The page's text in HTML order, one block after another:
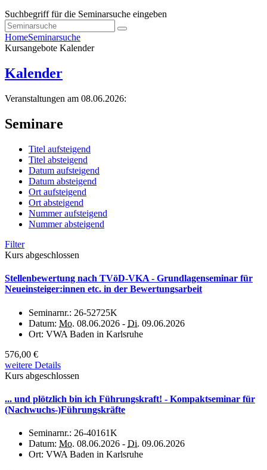
Suchbegriff für die Seminarsuche eingeben
HomeSeminarsuche
Kursangebote Kalender
Kalender
Veranstaltungen am 08.06.2026:
Seminare
Titel aufsteigend
Titel absteigend
Datum aufsteigend
Datum absteigend
Ort aufsteigend
Ort absteigend
Nummer aufsteigend
Nummer absteigend
Filter
Kurs abgeschlossen
Stellenbewertung nach TVöD-VKA - Grundlagenseminar für
Neueinsteiger:innen etc. in der Bewertungsarbeit
Seminarnr.: 26-52725K
Datum: Mo. 08.06.2026 - Di. 09.06.2026
Ort: VWA Baden in Karlsruhe
576,00 €
weitere Details
Kurs abgeschlossen
... und plötzlich bin ich Führungskraft! - Kompaktseminar für
(Nachwuchs-)Führungskräfte
Seminarnr.: 26-40161K
Datum: Mo. 08.06.2026 - Di. 09.06.2026
Ort: VWA Baden in Karlsruhe